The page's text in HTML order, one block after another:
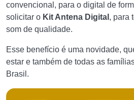
convencional, para o digital de
solicitar o Kit Antena Digital , para
som de qualidade.
Esse benefício é uma novidade,
estar e também de todas as
Brasil.